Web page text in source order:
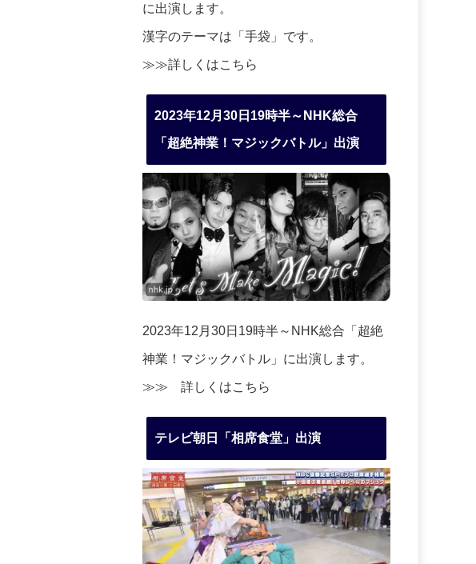
に出演します。
漢字のテーマは「手袋」です。
≫≫詳しくはこちら
2023年12月30日19時半～NHK総合
「超絶神業！マジックバトル」出演
2023年12月30日19時半～NHK総合「超絶
神業！マジックバトル」に出演します。
≫≫ 詳しくはこちら
テレビ朝日「相席食堂」出演